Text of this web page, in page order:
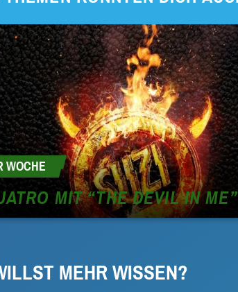
WOCHE
MIT “THE DEVIL IN ME”
MEHR WISSEN?